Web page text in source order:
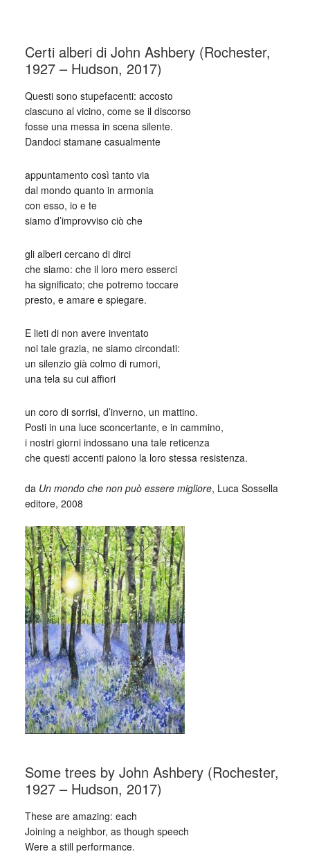
Certi alberi di John Ashbery (Rochester,
1927 – Hudson, 2017)
Questi sono stupefacenti: accosto
ciascuno al vicino, come se il discorso
fosse una messa in scena silente.
Dandoci stamane casualmente
appuntamento così tanto via
dal mondo quanto in armonia
con esso, io e te
siamo d’improvviso ciò che
gli alberi cercano di dirci
che siamo: che il loro mero esserci
ha significato; che potremo toccare
presto, e amare e spiegare.
E lieti di non avere inventato
noi tale grazia, ne siamo circondati:
un silenzio già colmo di rumori,
una tela su cui affiori
un coro di sorrisi, d’inverno, un mattino.
Posti in una luce sconcertante, e in cammino,
i nostri giorni indossano una tale reticenza
che questi accenti paiono la loro stessa resistenza.
da Un mondo che non può essere migliore, Luca Sossella
editore, 2008
Some trees by John Ashbery (Rochester,
1927 – Hudson, 2017)
These are amazing: each
Joining a neighbor, as though speech
Were a still performance.